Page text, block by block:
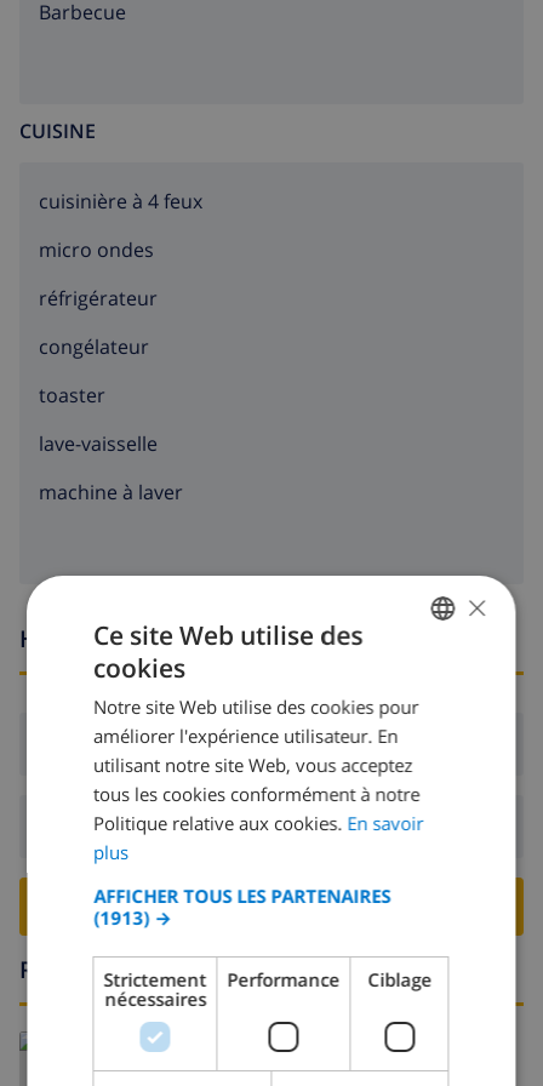
barbecue
CUISINE
cuisinière à 4 feux
micro ondes
réfrigérateur
congélateur
toaster
lave-vaisselle
machine à laver
Heures d'arrivée et de départ
Arrivée:De 16:00 avant 20:00
Départ:Avant: 10:00
RESERVER CETTE VILLA ›
Région
DUTCH
SPANISH
GERMAN
DANISH
×
Ce site Web utilise des
cookies
Notre site Web utilise des cookies pour
améliorer l'expérience utilisateur. En
utilisant notre site Web, vous acceptez
tous les cookies conformément à notre
Politique relative aux cookies. En savoir
plus
AFFICHER TOUS LES PARTENAIRES
(1913) →
Strictement
nécessaires
Performance Ciblage